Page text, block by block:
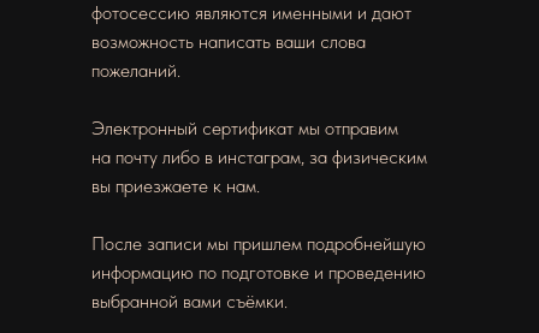
фотосессию являются именными и дают
возможность написать ваши слова
пожеланий.
Электронный сертификат мы отправим
на почту либо в инстаграм, за физическим
вы приезжаете к нам.
После записи мы пришлем подробнейшую
информацию по подготовке и проведению
выбранной вами съёмки.